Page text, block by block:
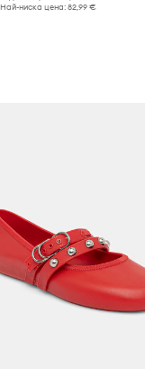
Най-ниска цена: 82,99 €